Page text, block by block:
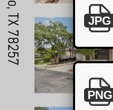
JPG
PNG